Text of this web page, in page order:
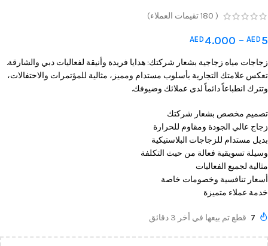
(
180تقيمات العملاء)
AED 5
–
AED 4.000
زجاجات مياه زجاجية بشعار شركتك: هدايا فريدة وأنيقة لفعاليات دبي والشارقة.
تعكس علامتك التجارية بأسلوب مستدام ومميز، مثالية للمؤتمرات والاحتفالات،
وتترك انطباعاً دائماً لدى عملائك وضيوفك.
تصميم مخصص بشعار شركتك
زجاج عالي الجودة ومقاوم للحرارة
بديل مستدام للزجاجات البلاستيكية
وسيلة تسويقية فعالة من حيث التكلفة
مثالية لجميع الفعاليات
أسعار تنافسية وخصومات خاصة
خدمة عملاء متميزة
7 قطع تم بيعها في أخر 3 دقائق